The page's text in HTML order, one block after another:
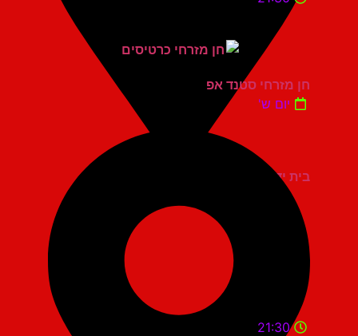
בית יד לבנים אשדוד
חן מזרחי סטנד אפ
יום ש'
21:30